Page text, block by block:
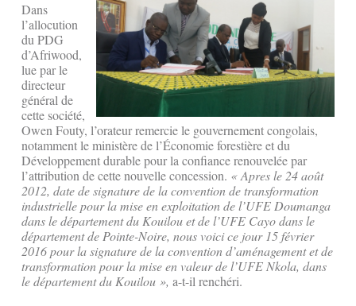
Dans
l’allocution
du PDG
d’Afriwood,
lue par le
directeur
général de
cette société,
Owen Fouty, l’orateur remercie le gouvernement congolais,
notamment le ministère de l’Économie forestière et du
Développement durable pour la confiance renouvelée par
l’attribution de cette nouvelle concession. « Apres le 24 août
2012, date de signature de la convention de transformation
industrielle pour la mise en exploitation de l’UFE Doumanga
dans le département du Kouilou et de l’UFE Cayo dans le
département de Pointe-Noire, nous voici ce jour 15 février
2016 pour la signature de la convention d’aménagement et de
transformation pour la mise en valeur de l’UFE Nkola, dans
le département du Kouilou », a-t-il renchéri.